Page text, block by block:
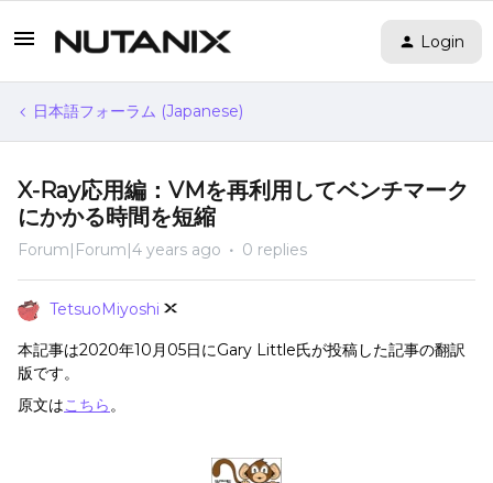
Login
日本語フォーラム (Japanese)
X-Ray応用編：VMを再利用してベンチマーク
にかかる時間を短縮
Forum|Forum|4 years ago 0 replies
TetsuoMiyoshi
本記事は2020年10月05日にGary Little氏が投稿した記事の翻訳
版です。
原文はこちら。